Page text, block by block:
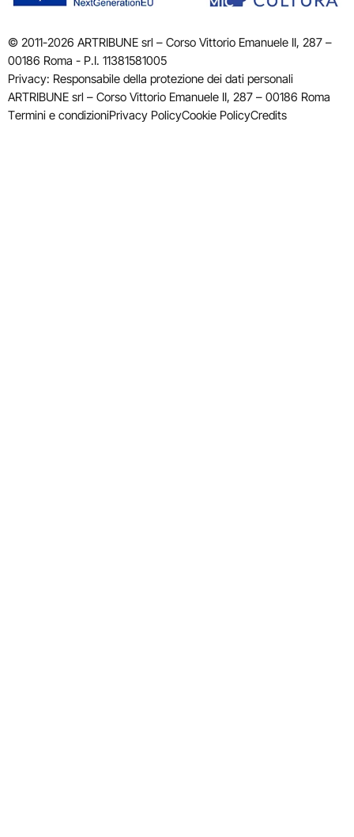
© 2011-2026 ARTRIBUNE srl – Corso Vittorio Emanuele II, 287 –
00186 Roma - P.I. 11381581005
Privacy: Responsabile della protezione dei dati personali
ARTRIBUNE srl – Corso Vittorio Emanuele II, 287 – 00186 Roma
Termini e condizioniPrivacy PolicyCookie PolicyCredits